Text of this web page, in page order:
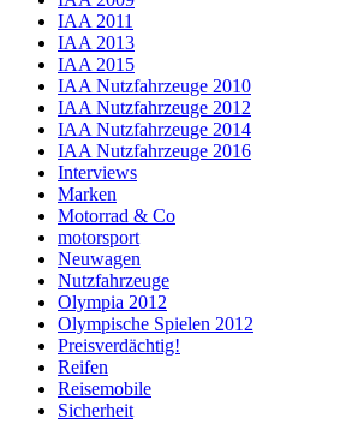
IAA 2011
IAA 2013
IAA 2015
IAA Nutzfahrzeuge 2010
IAA Nutzfahrzeuge 2012
IAA Nutzfahrzeuge 2014
IAA Nutzfahrzeuge 2016
Interviews
Marken
Motorrad & Co
motorsport
Neuwagen
Nutzfahrzeuge
Olympia 2012
Olympische Spielen 2012
Preisverdächtig!
Reifen
Reisemobile
Sicherheit